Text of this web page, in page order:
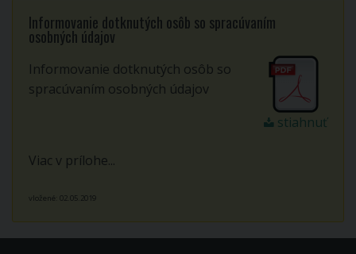
Informovanie dotknutých osôb so spracúvaním
osobných údajov
stiahnuť
Informovanie dotknutých osôb so
spracúvaním osobných údajov
Viac v prílohe...
vložené: 02.05.2019